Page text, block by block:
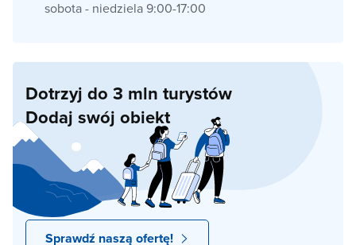
sobota - niedziela 9:00-17:00
Dotrzyj do 3 mln turystów
Dodaj swój obiekt
Sprawdź naszą ofertę!